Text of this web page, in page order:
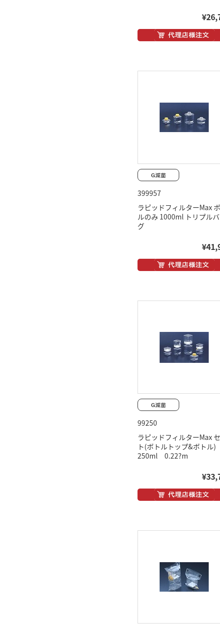
399957
ラピッドフィルターMax
ルのみ 1000ml トリプル
グ
99250
ラピッドフィルターMax
ト(ボトルトップ&ボトル)
250ml 0.22?m